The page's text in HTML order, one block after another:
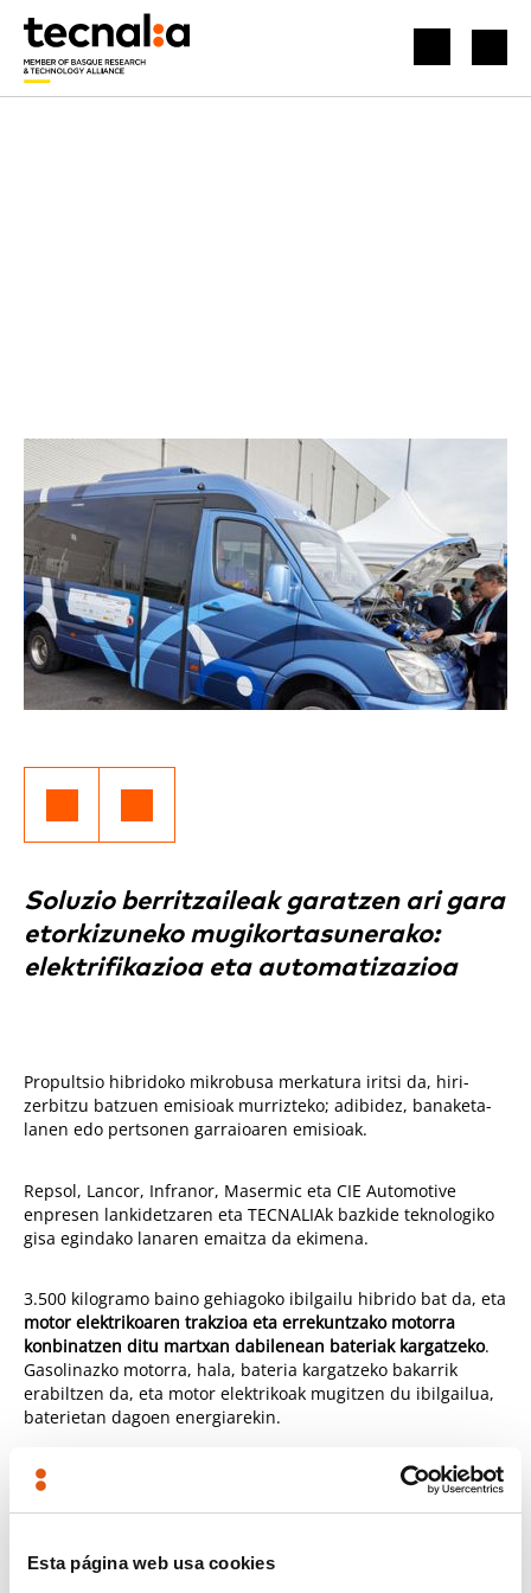
Esta página web usa cookies
Soluzio berritzaileak garatzen ari gara
etorkizuneko mugikortasunerako:
elektrifikazioa eta automatizazioa
Propultsio hibridoko mikrobusa merkatura iritsi da, hiri-
zerbitzu batzuen emisioak murrizteko; adibidez, banaketa-
lanen edo pertsonen garraioaren emisioak.
Repsol, Lancor, Infranor, Masermic eta CIE Automotive
enpresen lankidetzaren eta TECNALIAk bazkide teknologiko
gisa egindako lanaren emaitza da ekimena.
3.500 kilogramo baino gehiagoko ibilgailu hibrido bat da, eta
motor elektrikoaren trakzioa eta errekuntzako motorra
konbinatzen ditu martxan dabilenean bateriak kargatzeko.
Gasolinazko motorra, hala, bateria kargatzeko bakarrik
erabiltzen da, eta motor elektrikoak mugitzen du ibilgailua,
baterietan dagoen energiarekin.
Gidatzean erabat elektrikoa da, ez du emisiorik aireratzen,
eta, halaber, geldialdirik egin gabe egin ditzake joan-
hartzerik gabe kargatzen delako efizientzia gorenez.